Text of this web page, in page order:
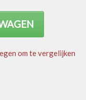
om te vergelijken